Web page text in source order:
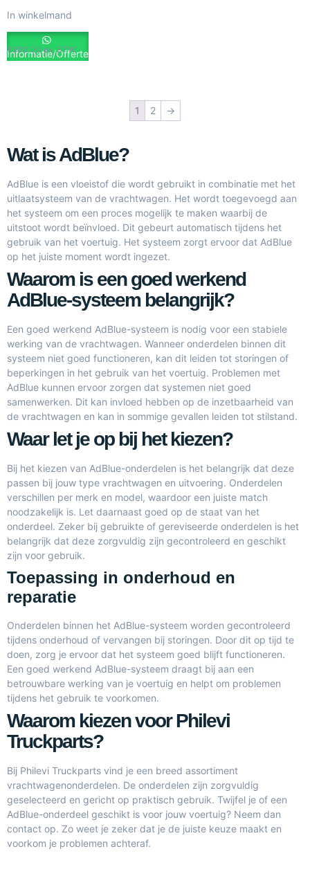
€800.00 ex. BTW
In winkelmand
Informatie/Offerte
1 2 →
Wat is AdBlue?
AdBlue is een vloeistof die wordt gebruikt in combinatie met het
uitlaatsysteem van de vrachtwagen. Het wordt toegevoegd aan
het systeem om een proces mogelijk te maken waarbij de
uitstoot wordt beïnvloed. Dit gebeurt automatisch tijdens het
gebruik van het voertuig. Het systeem zorgt ervoor dat AdBlue
op het juiste moment wordt ingezet.
Waarom is een goed werkend
AdBlue-systeem belangrijk?
Een goed werkend AdBlue-systeem is nodig voor een stabiele
werking van de vrachtwagen. Wanneer onderdelen binnen dit
systeem niet goed functioneren, kan dit leiden tot storingen of
beperkingen in het gebruik van het voertuig. Problemen met
AdBlue kunnen ervoor zorgen dat systemen niet goed
samenwerken. Dit kan invloed hebben op de inzetbaarheid van
de vrachtwagen en kan in sommige gevallen leiden tot stilstand.
Waar let je op bij het kiezen?
Bij het kiezen van AdBlue-onderdelen is het belangrijk dat deze
passen bij jouw type vrachtwagen en uitvoering. Onderdelen
verschillen per merk en model, waardoor een juiste match
noodzakelijk is. Let daarnaast goed op de staat van het
onderdeel. Zeker bij gebruikte of gereviseerde onderdelen is het
belangrijk dat deze zorgvuldig zijn gecontroleerd en geschikt
zijn voor gebruik.
Toepassing in onderhoud en
reparatie
Onderdelen binnen het AdBlue-systeem worden gecontroleerd
tijdens onderhoud of vervangen bij storingen. Door dit op tijd te
doen, zorg je ervoor dat het systeem goed blijft functioneren.
Een goed werkend AdBlue-systeem draagt bij aan een
betrouwbare werking van je voertuig en helpt om problemen
tijdens het gebruik te voorkomen.
Waarom kiezen voor Philevi
Truckparts?
Bij Philevi Truckparts vind je een breed assortiment
vrachtwagenonderdelen. De onderdelen zijn zorgvuldig
geselecteerd en gericht op praktisch gebruik. Twijfel je of een
AdBlue-onderdeel geschikt is voor jouw voertuig? Neem dan
contact op. Zo weet je zeker dat je de juiste keuze maakt en
voorkom je problemen achteraf.